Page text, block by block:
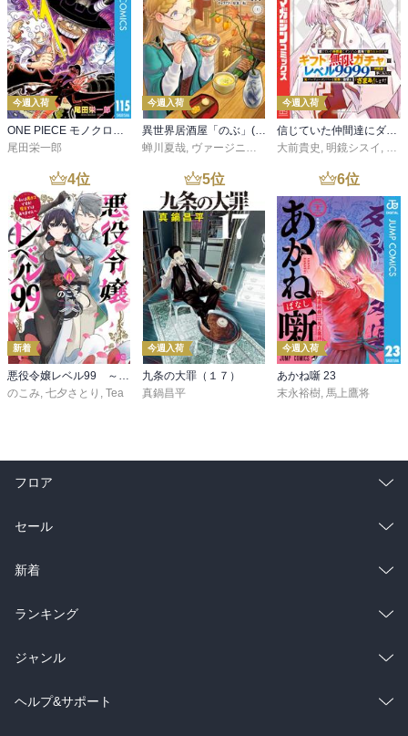
今週入荷
尾田栄一郎
今週入荷
蝉川夏哉 ヴァージニア二等兵 ,転
今週入荷
大前貴史 明鏡シスイ
4位
新着
悪役令嬢レベル99 ～私は裏ボスですが魔王ではありません～ その６
のこみ, 七夕さとり , Tea
5位
今週入荷
九条の大罪（１７）
真鍋昌平
6位
今週入荷
あかね噺 23
末永裕樹, 馬上鷹将
フロア
総合
ラノベ
雑誌・グラビア
BL・TL
セール
総合
ラノベ
雑誌・グラビア
BL・TL
新着
総合
ラノベ
雑誌・グラビア
ランキング
総合
ラノベ
ジャンル
コミック
ヘルプ&サポート